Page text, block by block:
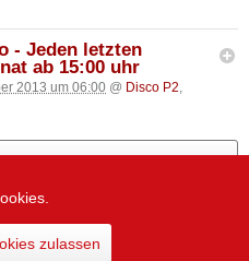
zulassen
- Jeden letzten
ab 15:00 uhr
2013 um 06:00 @ Disco P2,